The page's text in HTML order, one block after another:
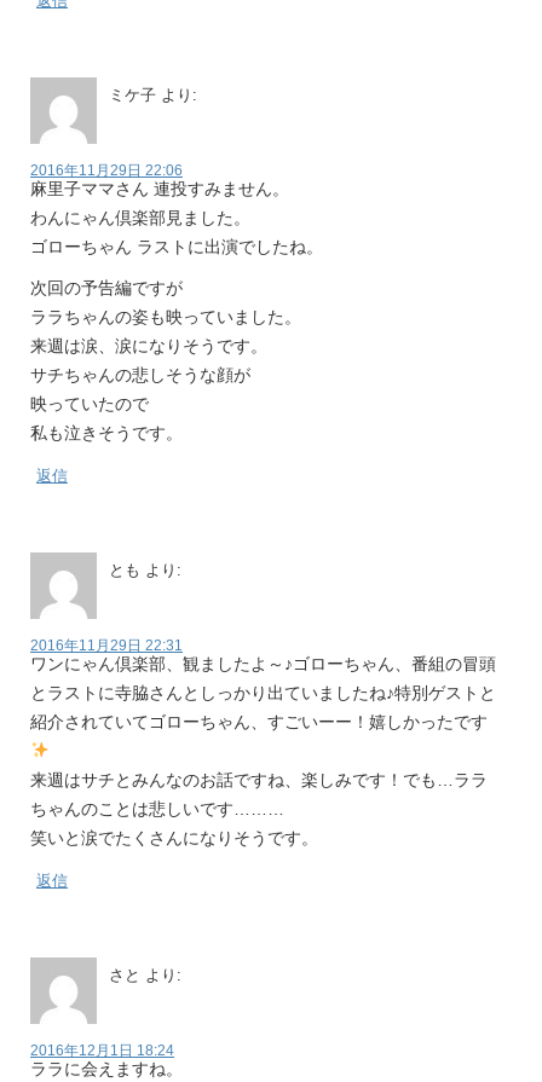
ミケ子 より:
2016年11月29日 22:06
麻里子ママさん 連投すみません。
わんにゃん倶楽部見ました。
ゴローちゃん ラストに出演でしたね。
次回の予告編ですが
ララちゃんの姿も映っていました。
来週は涙、涙になりそうです。
サチちゃんの悲しそうな顔が
映っていたので
私も泣きそうです。
返信
とも より:
2016年11月29日 22:31
ワンにゃん倶楽部、観ましたよ～♪ゴローちゃん、番組の冒頭
とラストに寺脇さんとしっかり出ていましたね♪特別ゲストと
紹介されていてゴローちゃん、すごいーー！嬉しかったです
来週はサチとみんなのお話ですね、楽しみです！でも…ララ
ちゃんのことは悲しいです………
笑いと涙でたくさんになりそうです。
返信
さと より:
2016年12月1日 18:24
ララに会えますね。